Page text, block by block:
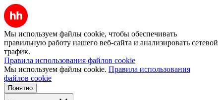
Мы используем файлы cookie, чтобы обеспечивать
правильную работу нашего веб-сайта и анализировать сетевой
трафик.
Правила использования файлов cookie
Мы используем файлы cookie. Правила использования
файлов cookie
Понятно